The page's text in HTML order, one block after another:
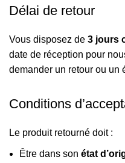
Délai de retour
Vous disposez de 3 jours
date de réception pour
demander un retour ou un
Conditions
Le produit retourné doit :
Être dans son état